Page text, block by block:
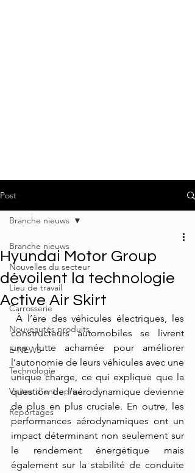
Post
Branche nieuws
Nouvelles du secteur
Lieu de travail
Carrosserie
Nouveautés produits
E-NEWS
Technologie
Visites d'entreprise
Reportages
Branche nieuws
Hyundai Motor Group
dévoilent la technologie
Active Air Skirt
constructeurs automobiles se livrent
une lutte acharnée pour améliorer
l’autonomie de leurs véhicules avec une
unique charge, ce qui explique que la
question de l’aérodynamique devienne
de plus en plus cruciale. En outre, les
performances aérodynamiques ont un
impact déterminant non seulement sur
le rendement énergétique mais
également sur la stabilité de conduite